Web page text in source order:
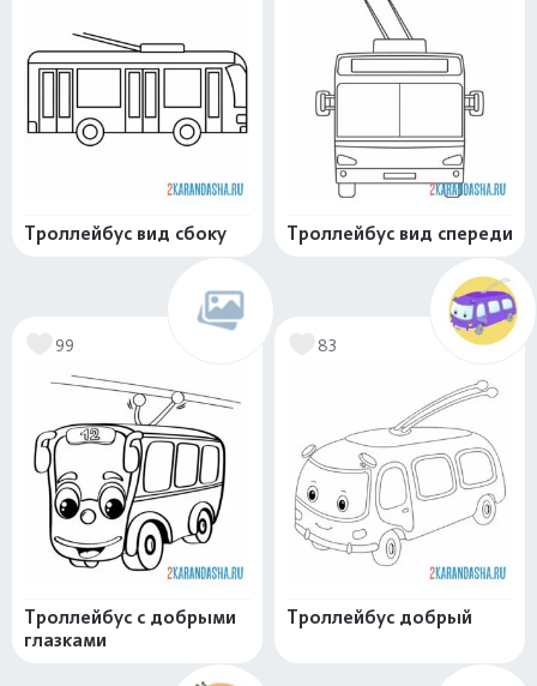
Троллейбус вид сбоку Троллейбус вид спереди
99
Троллейбус с добрыми
глазками
83
Троллейбус добрый